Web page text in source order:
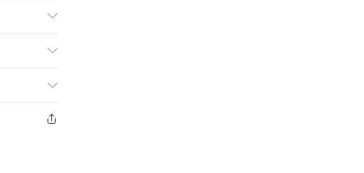
€7.99
€14.99